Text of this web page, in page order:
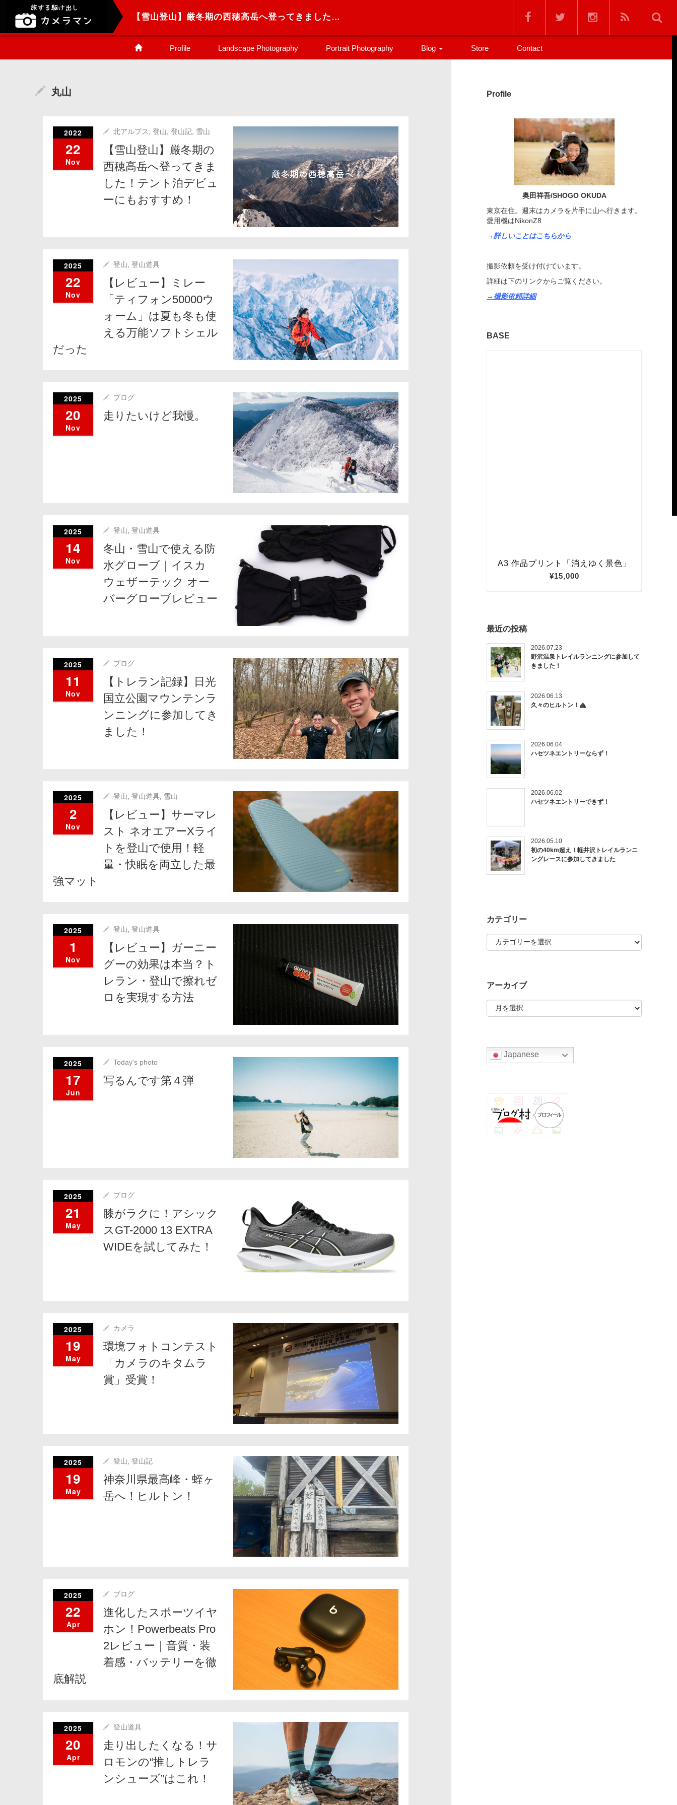
【雪山登山】厳冬期の西穂高岳へ登ってきました！テント泊デビューにもおすすめ！
Profile Landscape Photography Portrait Photography Blog Store Contact
丸山
2022
22
Nov
北アルプス 登山 登山記, 雪山
【雪山登山】厳冬期の
西穂高岳へ登ってきま
した！テント泊デビュ
ーにもおすすめ！
2025
22
Nov
登山 登山道具
【レビュー】ミレー
「ティフォン50000ウ
ォーム」は夏も冬も使
える万能ソフトシェル
だった
2025
20
Nov
ブログ
走りたいけど我慢。
2025
14
Nov
登山 登山道具
冬山・雪山で使える防
水グローブ｜イスカ
ウェザーテック オー
バーグローブレビュー
2025
11
Nov
ブログ
【トレラン記録】日光
国立公園マウンテンラ
ンニングに参加してき
ました！
2025
2
Nov
登山 登山道具, 雪山
【レビュー】サーマレ
スト ネオエアーXライ
トを登山で使用！軽
量・快眠を両立した最
強マット
2025
1
Nov
登山 登山道具
【レビュー】ガーニー
グーの効果は本当？ト
レラン・登山で擦れゼ
ロを実現する方法
2025
17
Jun
Today's photo
写るんです第４弾
2025
21
May
ブログ
膝がラクに！アシック
スGT-2000 13 EXTRA
WIDEを試してみた！
2025
19
May
カメラ
環境フォトコンテスト
「カメラのキタムラ
賞」受賞！
2025
19
May
登山 登山記
神奈川県最高峰・蛭ヶ
岳へ！ヒルトン！
2025
22
Apr
ブログ
進化したスポーツイヤ
ホン！Powerbeats Pro
2レビュー｜音質・装
着感・バッテリーを徹
底解説
2025
20
Apr
登山道具
走り出したくなる！サ
ロモンの“推しトレラ
ンシューズ”はこれ！
Profile
奥田祥吾/SHOGO OKUDA
東京在住。週末はカメラを片手に山へ行きます。
愛用機はNikonZ8
→詳しいことはこちらから
撮影依頼を受け付けています。
詳細は下のリンクからご覧ください。
→撮影依頼詳細
BASE
最近の投稿
2026.07.23
野沢温泉トレイルランニングに参加して
きました！
2026.06.13
久々のヒルトン！
2026.06.04
ハセツネエントリーならず！
2026.06.02
ハセツネエントリーできず！
2026.05.10
初の40km超え！軽井沢トレイルランニ
ングレースに参加してきました
カテゴリー
テ
アーカイブ
ー
Japanese